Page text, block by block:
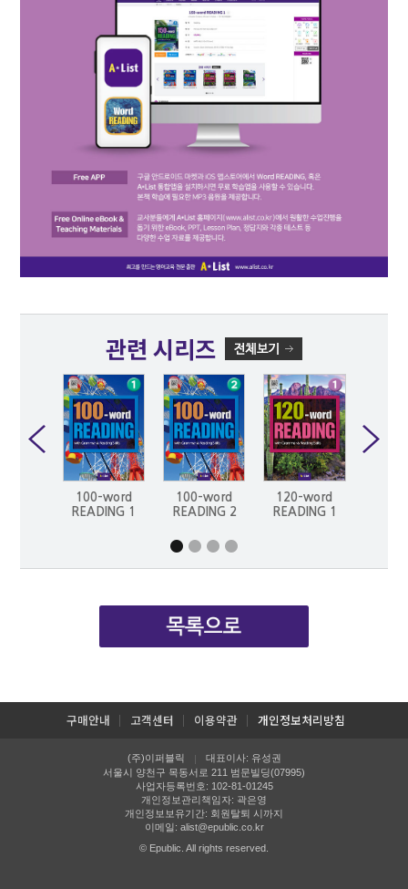
관련 시리즈
100-word
READING 1
100-word
READING 2
120-word
READING 1
구매안내 고객센터 이용약관 개인정보처리방침
(주)이퍼블릭 |
대표이사: 유성권
서울시 양천구 목동서로 211 범문빌딩(07995)
사업자등록번호: 102-81-01245
개인정보관리책임자: 곽은영
개인정보보유기간: 회원탈퇴 시까지
이메일: alist@epublic.co.kr
© Epublic. All rights reserved.